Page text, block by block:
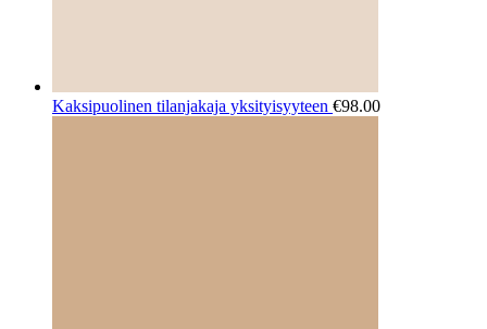
Kaksipuolinen tilanjakaja yksityisyyteen €98.00